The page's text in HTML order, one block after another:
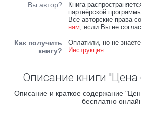
Вы автор?
Книга
партнёрской
Все авторские права
нам, если Вы не
Как получить
книгу?
Оплатили, но не
Инструкция.
Описание книги "Цена
Описание и краткое содержание
бесплатно